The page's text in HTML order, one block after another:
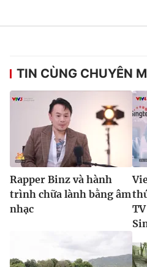
TIN CÙNG CHUYÊN
Rapper Binz và hành
trình chữa lành bằng âm
nhạc